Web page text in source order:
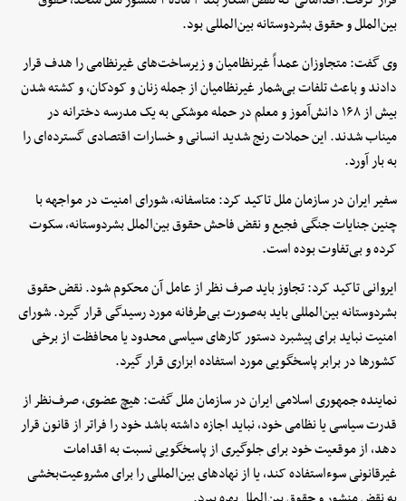
بین‌الملل و حقوق بشردوستانه بین‌المللی بود.
وی گفت: متجاوزان عمداً غیرنظامیان و زیرساخت‌های غیرنظامی را هدف قرار
دادند و باعث تلفات بی‌شمار غیرنظامیان از جمله زنان و کودکان، و کشته شدن
بیش از ۱۶۸ دانش‌آموز و معلم در حمله موشکی به یک مدرسه دخترانه در
میناب شدند. این حملات رنج شدید انسانی و خسارات اقتصادی گسترده‌ای را
به بار آورد.
سفیر ایران در سازمان ملل تاکید کرد: متاسفانه، شورای امنیت در مواجهه با
چنین جنایات جنگی فجیع و نقض فاحش حقوق بین‌الملل بشردوستانه، سکوت
کرده و بی‌تفاوت بوده است.
ایروانی تاکید کرد: تجاوز باید صرف نظر از عامل آن محکوم شود. نقض حقوق
بشردوستانه بین‌المللی باید به‌صورت بی‌طرفانه مورد رسیدگی قرار گیرد. شورای
امنیت نباید برای پیشبرد دستور کارهای سیاسی محدود یا محافظت از برخی
کشورها در برابر پاسخگویی مورد استفاده ابزاری قرار گیرد.
نماینده جمهوری اسلامی ایران در سازمان ملل گفت: هیچ عضوی، صرف‌نظر از
قدرت سیاسی یا نظامی خود، نباید اجازه داشته باشد خود را فراتر از قانون قرار
دهد، از موقعیت خود برای جلوگیری از پاسخگویی نسبت به اقدامات
غیرقانونی سوءاستفاده کند، یا از نهادهای بین‌المللی را برای مشروعیت‌بخشی